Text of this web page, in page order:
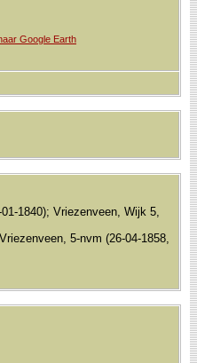
Google Earth
1840); Vriezenveen, Wijk 5,
5-nvm (26-04-1858,